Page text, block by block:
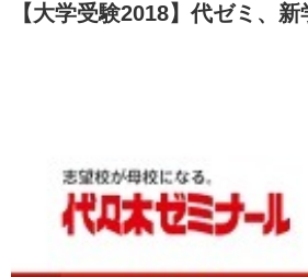
【大学受験2018】代ゼミ、